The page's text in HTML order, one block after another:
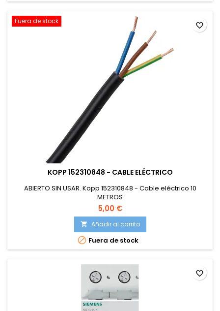
Fuera de stock
KOPP 152310848 - CABLE ELÉCTRICO
ABIERTO SIN USAR. Kopp 152310848 - Cable eléctrico 10
METROS
5,00 €
 Añadir al carrito
 Fuera de stock
favorite_border
favorite_border